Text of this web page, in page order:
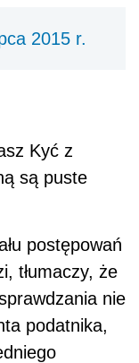
2015 r.
Kyć z
są puste
postępowań
tłumaczy, że
nie
podatnika,